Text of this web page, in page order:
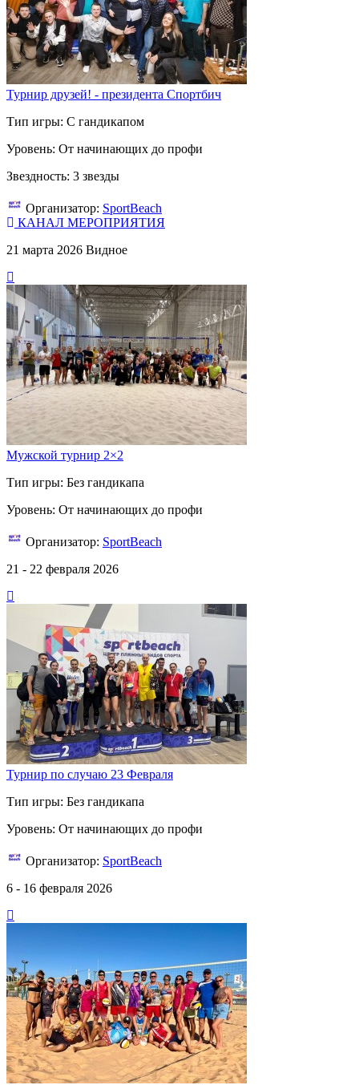
Турнир друзей! - президента Спортбич
Тип игры: С гандикапом
Уровень: От начинающих до профи
Звездность: 3 звезды
Организатор: SportBeach
КАНАЛ МЕРОПРИЯТИЯ
21 марта 2026 Видное
Мужской турнир 2×2
Тип игры: Без гандикапа
Уровень: От начинающих до профи
Организатор: SportBeach
21 - 22 февраля 2026
Турнир по случаю 23 Февраля
Тип игры: Без гандикапа
Уровень: От начинающих до профи
Организатор: SportBeach
6 - 16 февраля 2026